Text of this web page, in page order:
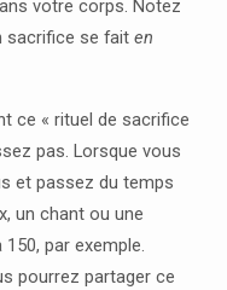
votre corps. Notez
sacrifice se fait en
ce « rituel de sacrifice
pas. Lorsque vous
et passez du temps
un chant ou une
par exemple.
pourrez partager ce